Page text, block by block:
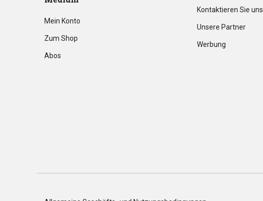
Mein Konto
Zum Shop
Abos
Kontaktieren Sie uns
Unsere Partner
Werbung